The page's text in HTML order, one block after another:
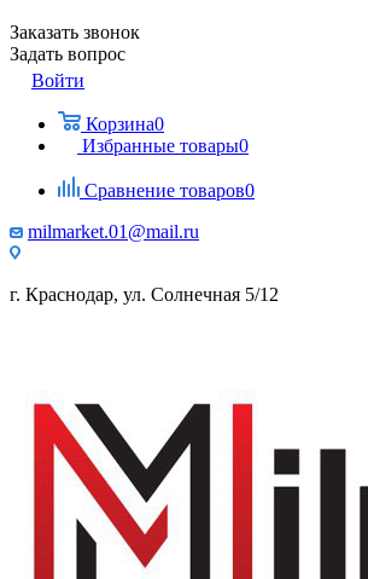
Заказать звонок
Задать вопрос
Войти
Корзина0
Избранные товары0
Сравнение товаров0
milmarket.01@mail.ru
г. Краснодар, ул. Солнечная 5/12